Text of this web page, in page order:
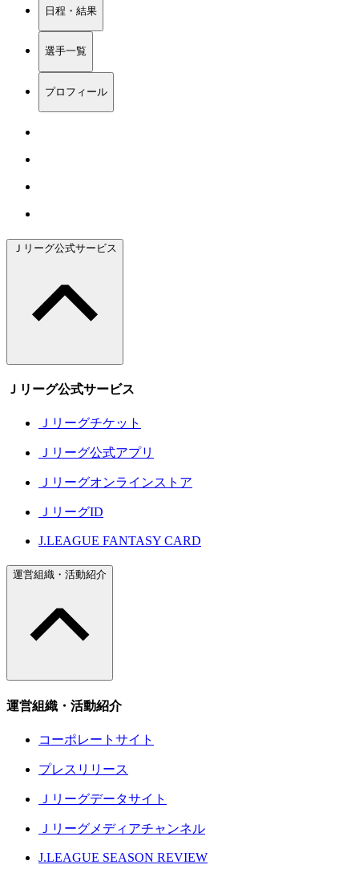
日程・結果
選手一覧
プロフィール
Ｊリーグ公式サービス
Ｊリーグ公式サービス
Ｊリーグチケット
Ｊリーグ公式アプリ
Ｊリーグオンラインストア
ＪリーグID
J.LEAGUE FANTASY CARD
運営組織・活動紹介
運営組織・活動紹介
コーポレートサイト
プレスリリース
Ｊリーグデータサイト
Ｊリーグメディアチャンネル
J.LEAGUE SEASON REVIEW